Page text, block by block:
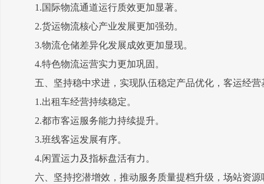
1.国际物流通道运行质效更加显著。
2.货运物流核心产业发展更加强劲。
3.物流仓储差异化发展成效更加显现。
4.特色物流运营实力更加巩固。
五、坚持稳中求进，实现队伍稳定产品优化，客运经营
1.出租车经营持续稳定。
2.都市客运服务能力持续提升。
3.班线客运发展有序。
4.闲置运力及指标盘活有力。
六、坚持挖潜增效，推动服务质量提档升级，场站资